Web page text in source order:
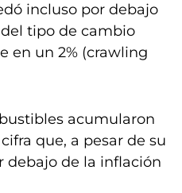
incluso por debajo
tipo de cambio
en un 2% (crawling
acumularon
que, a pesar de su
debajo de la inflación